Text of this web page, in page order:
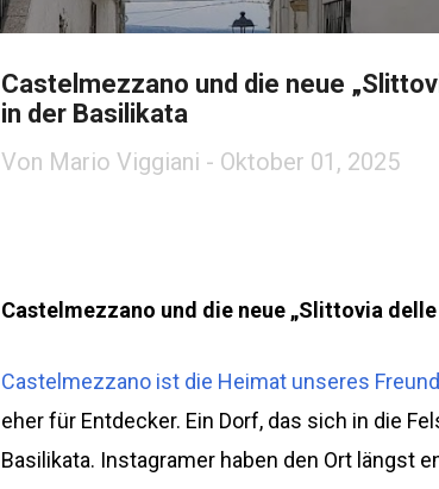
Castelmezzano und die neue
in der Basilikata
Von Mario Viggiani - Oktober 01, 2025
Castelmezzano und die neue „Slittovia
Castelmezzano ist die Heimat unseres
eher für Entdecker. Ein Dorf, das sich in die
Basilikata. Instagramer haben den Ort längst